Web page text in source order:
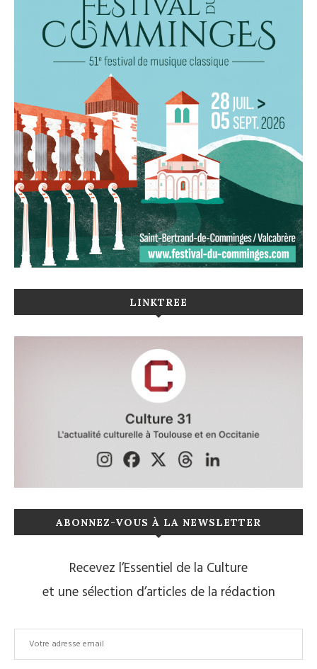
LINKTREE
ABONNEZ-VOUS À LA NEWSLETTER
Recevez l’Essentiel de la Culture
et une sélection d’articles de la rédaction